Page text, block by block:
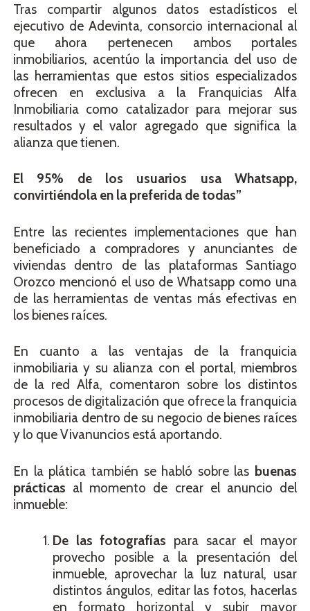
Tras compartir algunos datos estadísticos el
ejecutivo de Adevinta, consorcio internacional al
que ahora pertenecen ambos portales
inmobiliarios, acentúo la importancia del uso de
las herramientas que estos sitios especializados
ofrecen en exclusiva a la Franquicias Alfa
Inmobiliaria como catalizador para mejorar sus
resultados y el valor agregado que significa la
alianza que tienen.
El 95% de los usuarios usa Whatsapp,
convirtiéndola en la preferida de todas”
Entre las recientes implementaciones que han
beneficiado a compradores y anunciantes de
viviendas dentro de las plataformas Santiago
Orozco mencionó el uso de Whatsapp como una
de las herramientas de ventas más efectivas en
los bienes raíces.
En cuanto a las ventajas de la franquicia
inmobiliaria y su alianza con el portal, miembros
de la red Alfa, comentaron sobre los distintos
procesos de digitalización que ofrece la franquicia
inmobiliaria dentro de su negocio de bienes raíces
y lo que Vivanuncios está aportando.
En la plática también se habló sobre las buenas
prácticas al momento de crear el anuncio del
inmueble:
De las fotografías para sacar el mayor
provecho posible a la presentación del
inmueble, aprovechar la luz natural, usar
distintos ángulos, editar las fotos, hacerlas
en formato horizontal y subir mayor